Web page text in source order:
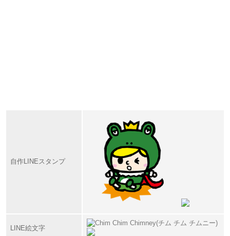
自作LINEスタンプ
LINE絵文字